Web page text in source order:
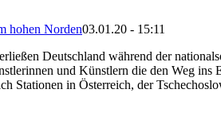
hohen Norden03.01.20 - 15:11
Deutschland während der
und Künstlern die den Weg
Stationen in Österreich, der